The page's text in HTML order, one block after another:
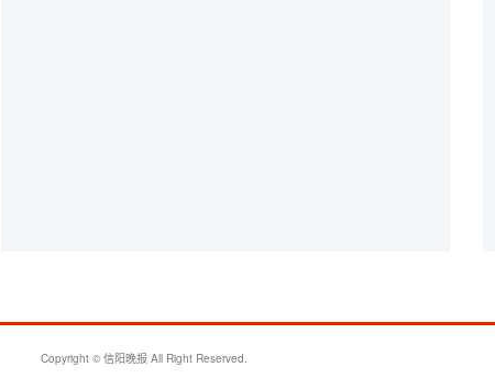
Copyright © 信阳晚报 All Right Reserved.